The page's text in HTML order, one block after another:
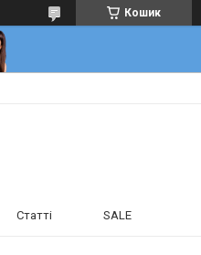
Кошик
Статті SALE